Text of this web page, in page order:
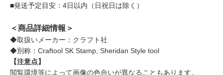
■発送予定目安：4日以内（日祝日は除く）
＜商品詳細情報＞
◆取扱いメーカー：クラフト社
◆別称：Craftool SK Stamp, Sheridan Style tool
【注意点】
閲覧環境等によって画像の色合いが異なることもあります。